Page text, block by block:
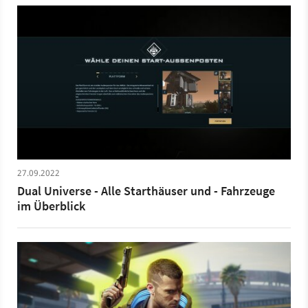
anderen reißen Service-Game-Flops auch mal ihre
ganzen Studios mit in den Abgrund oder lassen nur
noch einen Schatten der früheren Teams erahnen. In
diesem Video werfen wir deswegen mal einen Blick auf
Live-Service-Games, die krachend gefloppt sind, ihre
Studios ruiniert haben oder einfach nicht mit den
großen Vorbildern mithalten konnten.
27.09.2022
Dual Universe - Alle Starthäuser und - Fahrzeuge
im Überblick